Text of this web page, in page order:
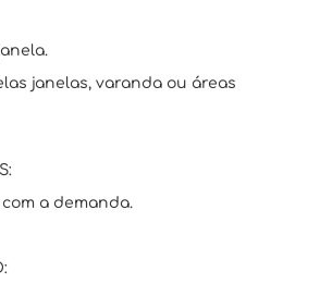
janelas, varanda ou áreas
a demanda.